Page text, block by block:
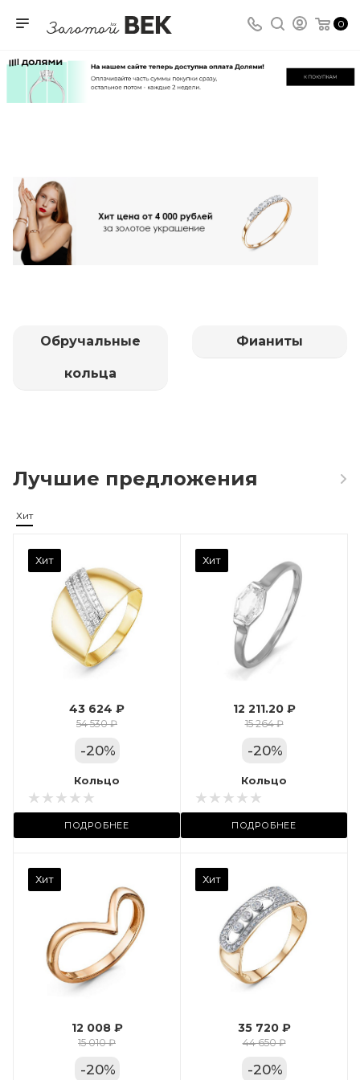
0
Обручальные
кольца
Фианиты
Лучшие предложения
Хит
Хит
43 624 ₽
54 530 ₽
-20%
Кольцо
ПОДРОБНЕЕ
Хит
Вес драгметалла
Марка (бренд)
Дельта
Фианит
Цвет золота
КРАС
Местоположение:
ТРЦ «Арена»
12 211.20 ₽
15 264 ₽
-20%
Кольцо
ПОДРОБНЕЕ
Хит
12 008 ₽
15 010 ₽
-20%
Хит
Вес драгметалла
Марка (бренд)
Дельта
Фианит
Цвет золота
КРАС
35 720 ₽
44 650 ₽
-20%